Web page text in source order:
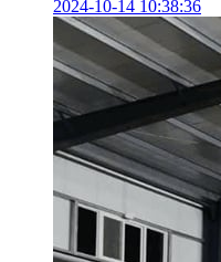
2024-10-14 10:38:36